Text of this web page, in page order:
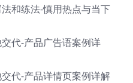
和练法-慎用热点与当下
代-产品广告语案例详
代-产品详情页案例详解